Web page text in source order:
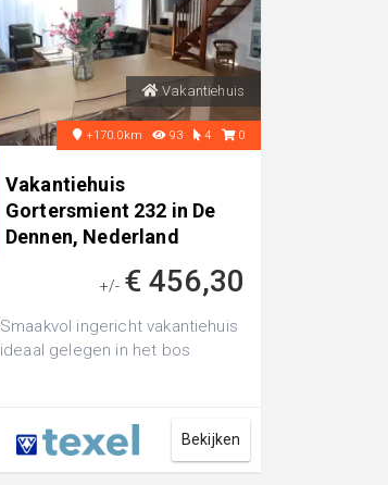
Vakantiehuis
+170.0km 93 4 0
Vakantiehuis
Gortersmient 232 in De
Dennen, Nederland
+/- € 456,30
Smaakvol ingericht vakantiehuis
ideaal gelegen in het bos
Bekijken